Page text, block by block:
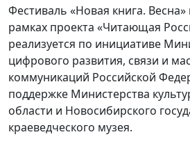
Фестиваль «Новая книга.
рамках проекта «Читающая
реализуется по инициативе
цифрового развития, связи и
коммуникаций Российской
поддержке Министерства
области и Новосибирского
краеведческого музея.